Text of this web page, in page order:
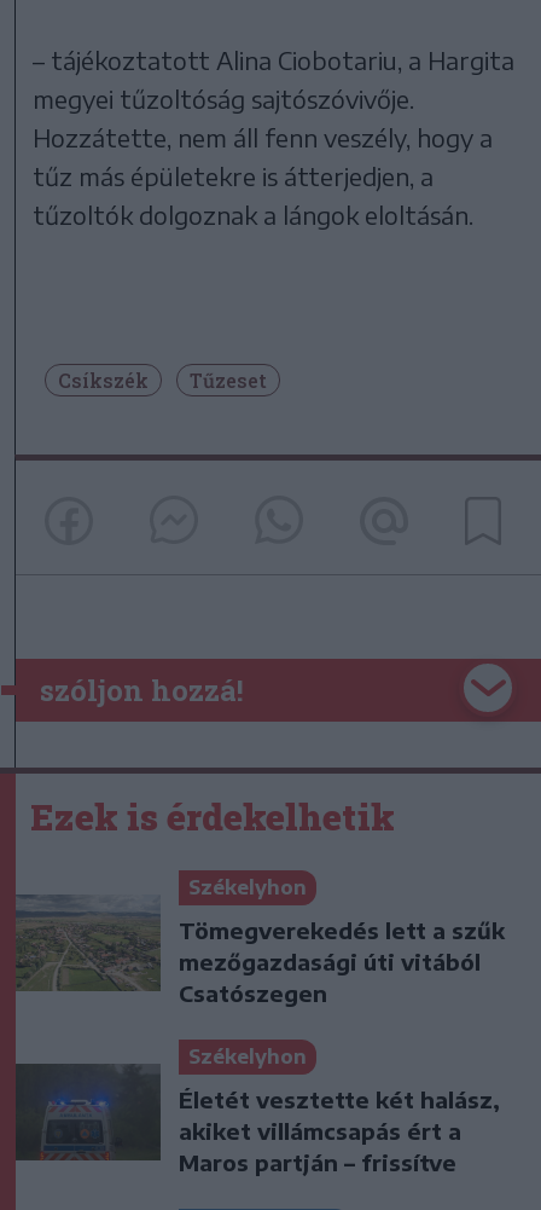
– tájékoztatott Alina Ciobotariu, a Hargita
megyei tűzoltóság sajtószóvivője.
Hozzátette, nem áll fenn veszély, hogy a
tűz más épületekre is átterjedjen, a
tűzoltók dolgoznak a lángok eloltásán.
Csíkszék Tűzeset
szóljon hozzá!
Ezek is érdekelhetik
Székelyhon
Tömegverekedés lett a szűk
mezőgazdasági úti vitából
Csatószegen
Székelyhon
Életét vesztette két halász,
akiket villámcsapás ért a
Maros partján – frissítve